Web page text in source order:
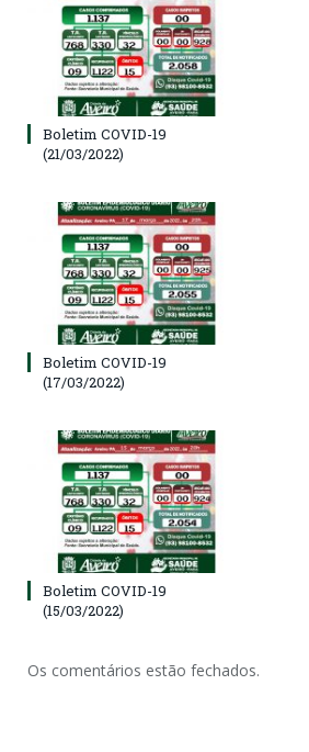
Boletim COVID-19
(21/03/2022)
Boletim COVID-19
(17/03/2022)
Boletim COVID-19
(15/03/2022)
Os comentários estão fechados.